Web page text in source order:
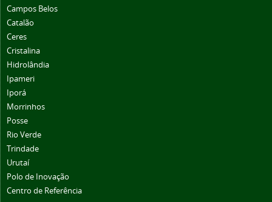
Campos Belos
Catalão
Ceres
Cristalina
Hidrolândia
Ipameri
Iporá
Morrinhos
Posse
Rio Verde
Trindade
Urutaí
Polo de Inovação
Centro de Referência